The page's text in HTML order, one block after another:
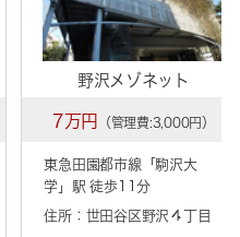
野沢メゾネット
7万円 （管理費:3,000円）
東急田園都市線「 駒沢大
学 」駅 徒歩11分
住所：世田谷区野沢４丁目